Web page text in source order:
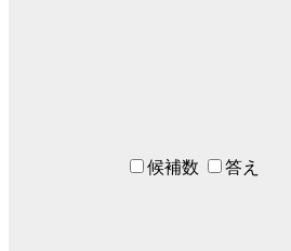
候補数 答え